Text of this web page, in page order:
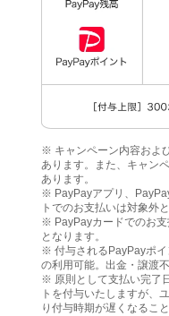
※ キャンペーン内容およ
あります。また、キャン
あります。
※ PayPayアプリ、
トでのお支払いは対象外
※ PayPayカードでのお
となります。
※ 付与されるPayPayポ
の利用可能。出金・譲渡不
※ 原則として支払い完了
トを付与いたしますが、
り付与時期が遅くなるこ